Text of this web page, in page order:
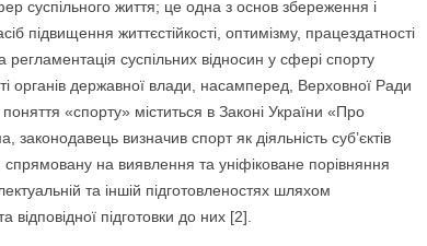
суспільного життя; це одна з основ збереження і
підвищення життєстійкості, оптимізму, працездатності
суспільних відносин у сфері спорту
органів державної влади, насамперед, Верховної Ради
«спорту» міститься в Законі України «Про
законодавець визначив спорт як діяльність суб’єктів
спрямовану на виявлення та уніфіковане порівняння
та іншій підготовленостях шляхом
підготовки до них [2].